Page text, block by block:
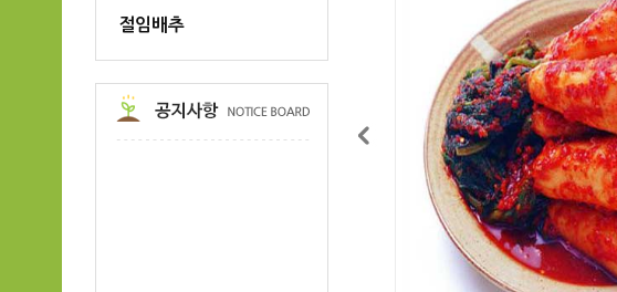
절임배추